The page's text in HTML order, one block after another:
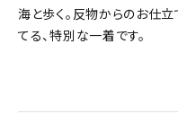
海と歩く。反物からのお仕
てる、特別な一着です。